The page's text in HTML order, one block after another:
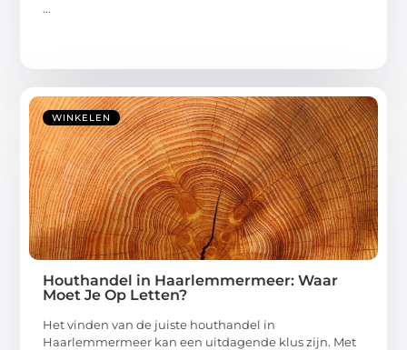
...
WINKELEN
Houthandel in Haarlemmermeer: Waar
Moet Je Op Letten?
Het vinden van de juiste houthandel in
Haarlemmermeer kan een uitdagende klus zijn. Met